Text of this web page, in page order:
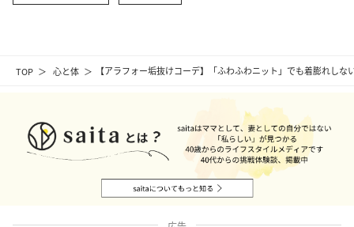
TOP 心と体 【アラフォー垢抜けコーデ】「ふわふわニット」でも着膨れし